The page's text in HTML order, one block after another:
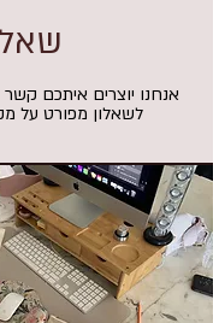
אנחנו יוצרים איתכם
לשאלון מפורט על